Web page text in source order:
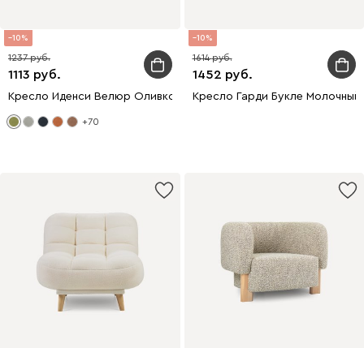
10
1113
1237
Кресло Иденси Велюр Оливковый
+70
10
1452
1614
Кресло Гарди Букле Молочный